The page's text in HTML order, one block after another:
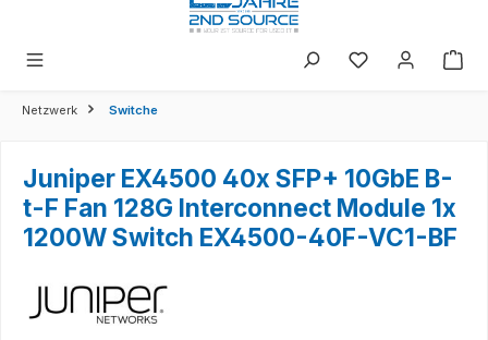
Sie haben 0
Netzwerk Switche
Juniper EX4500 40x SFP+ 10GbE B-
t-F Fan 128G Interconnect Module 1x
1200W Switch EX4500-40F-VC1-BF